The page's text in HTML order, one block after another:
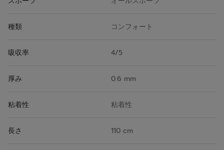
種類 コンフォート
吸収率 4/5
厚み 0.6 mm
粘着性 粘着性
長さ 110 cm